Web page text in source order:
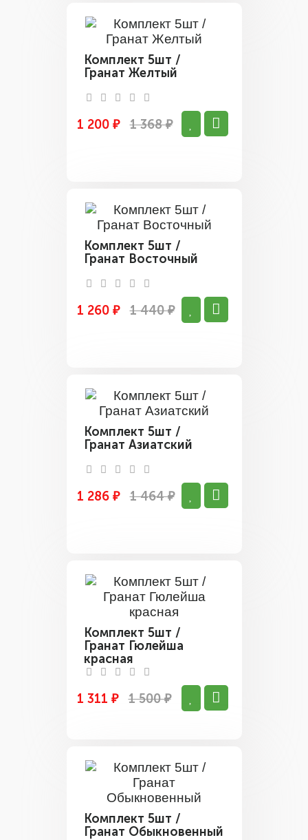
Комплект 5шт /
Гранат Желтый
1 200 ₽ 1 368 ₽
Комплект 5шт /
Гранат Восточный
1 260 ₽ 1 440 ₽
Комплект 5шт /
Гранат Азиатский
1 286 ₽ 1 464 ₽
Комплект 5шт /
Гранат Гюлейша
красная
1 311 ₽ 1 500 ₽
Комплект 5шт /
Гранат Обыкновенный